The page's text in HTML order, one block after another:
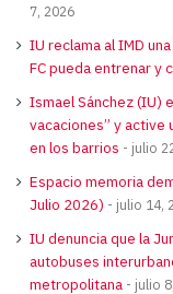
7, 2026
IU reclama al IMD
FC pueda entrenar y
Ismael Sánchez (IU)
vacaciones” y active
en los barrios
julio
Espacio memoria
Julio 2026)
julio 14,
IU denuncia que la
autobuses
metropolitana
julio